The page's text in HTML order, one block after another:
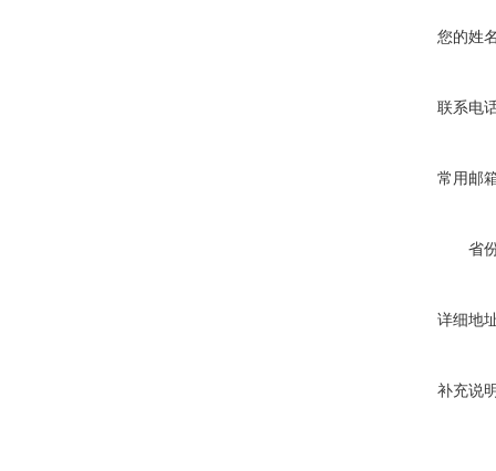
您的姓
联系电
常用邮
省
详细地
补充说